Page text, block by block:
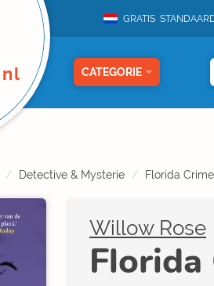
GRATIS
CATEGORIE
Detective & Mysterie Florida
Willow Rose
Florida